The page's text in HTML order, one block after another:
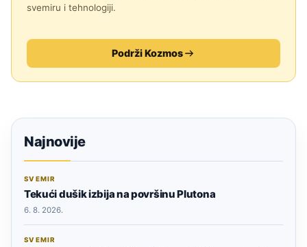
svemiru i tehnologiji.
Podrži Kozmos
Najnovije
SVEMIR
Tekući dušik izbija na površinu Plutona
6. 8. 2026.
SVEMIR